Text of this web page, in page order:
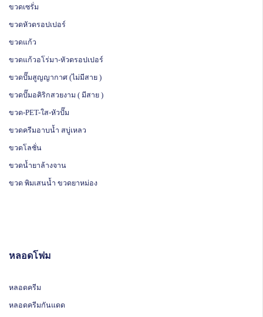
ขวดเซรั่ม
ขวดหัวดรอปเปอร์
ขวดแก้ว
ขวดแก้วอโร่มา-หัวดรอปเปอร์
ขวดปั๊มสูญญากาศ (ไม่มีสาย )
ขวดปั๊มอคิริกสวยงาม ( มีสาย )
ขวด-PET-ใส-หัวปั๊ม
ขวดครีมอาบน้ำ สบู่เหลว
ขวดโลชั่น
ขวดน้ำยาล้างจาน
ขวด พิมเสนน้ำ ขวดยาหม่อง
หลอดโฟม
หลอดครีม
หลอดครีมกันแดด